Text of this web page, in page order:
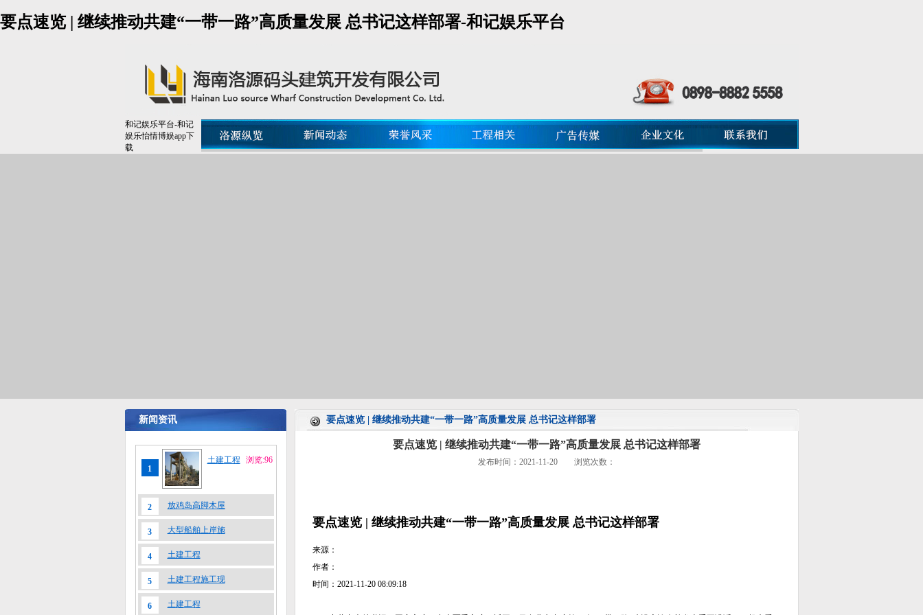
要点速览 | 继续推动共建“一带一路”高质量发展 总书记这样部署-和记娱乐平台
和记娱乐平台-和记
娱乐怡情博娱app下
载
新闻资讯 要点速览 | 继续推动共建“一带一路”高质量发展 总书记这样部署
1
土建工程 浏览:96
2 放鸡岛高脚木屋
3 大型船舶上岸施
4 土建工程
5 土建工程施工现
6 土建工程
要点速览 | 继续推动共建“一带一路”高质量发展 总书记这样部署
发布时间：2021-11-20 浏览次数：
要点速览 | 继续推动共建“一带一路”高质量发展 总书记这样部署
来源：
作者：
时间：2021-11-20 08:09:18